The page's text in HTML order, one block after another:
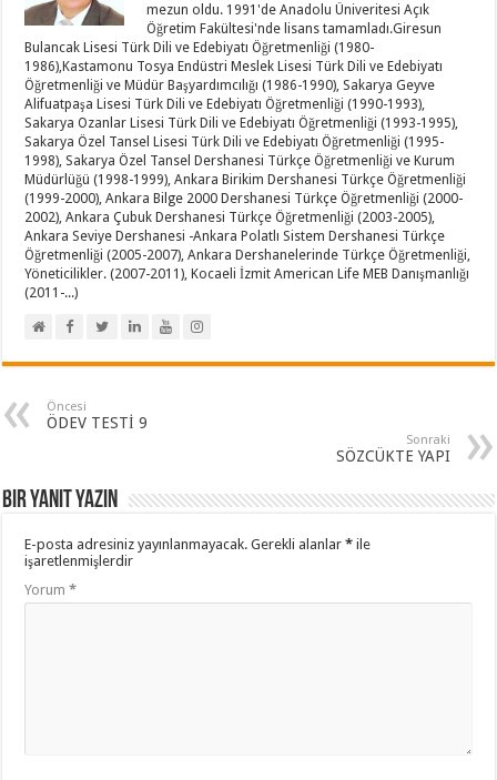
mezun oldu. 1991'de Anadolu Üniveritesi Açık
Öğretim Fakültesi'nde lisans tamamladı.Giresun
Bulancak Lisesi Türk Dili ve Edebiyatı Öğretmenliği (1980-
1986),Kastamonu Tosya Endüstri Meslek Lisesi Türk Dili ve Edebiyatı
Öğretmenliği ve Müdür Başyardımcılığı (1986-1990), Sakarya Geyve
Alifuatpaşa Lisesi Türk Dili ve Edebiyatı Öğretmenliği (1990-1993),
Sakarya Ozanlar Lisesi Türk Dili ve Edebiyatı Öğretmenliği (1993-1995),
Sakarya Özel Tansel Lisesi Türk Dili ve Edebiyatı Öğretmenliği (1995-
1998), Sakarya Özel Tansel Dershanesi Türkçe Öğretmenliği ve Kurum
Müdürlüğü (1998-1999), Ankara Birikim Dershanesi Türkçe Öğretmenliği
(1999-2000), Ankara Bilge 2000 Dershanesi Türkçe Öğretmenliği (2000-
2002), Ankara Çubuk Dershanesi Türkçe Öğretmenliği (2003-2005),
Ankara Seviye Dershanesi -Ankara Polatlı Sistem Dershanesi Türkçe
Öğretmenliği (2005-2007), Ankara Dershanelerinde Türkçe Öğretmenliği,
Yöneticilikler. (2007-2011), Kocaeli İzmit American Life MEB Danışmanlığı
(2011-...)
Öncesi
ÖDEV TESTİ 9
Sonraki
SÖZCÜKTE YAPI
Bir yanıt yazın
E-posta adresiniz yayınlanmayacak. Gerekli alanlar* ile
işaretlenmişlerdir
Yorum*